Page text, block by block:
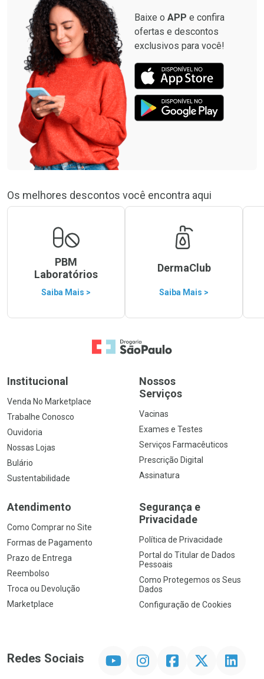
Baixe o APP e confira
ofertas e descontos
exclusivos para você!
Os melhores descontos você encontra aqui
PBM
Laboratórios
Saiba Mais >
DermaClub
Saiba Mais >
Ir para a Home
Institucional
Venda No Marketplace
Trabalhe Conosco
Ouvidoria
Nossas Lojas
Bulário
Sustentabilidade
Nossos
Serviços
Vacinas
Exames e Testes
Serviços Farmacêuticos
Prescrição Digital
Assinatura
Atendimento
Como Comprar no Site
Formas de Pagamento
Prazo de Entrega
Reembolso
Troca ou Devolução
Marketplace
Segurança e
Privacidade
Política de Privacidade
Portal do Titular de Dados
Pessoais
Como Protegemos os Seus
Dados
Configuração de Cookies
Redes Sociais InstagramFacebookTwitter Linkedin